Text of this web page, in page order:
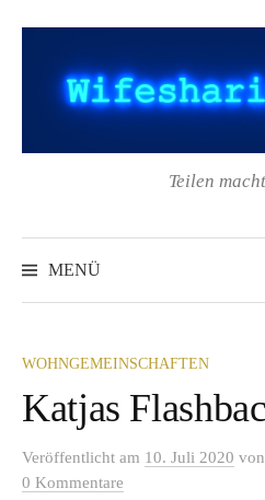
Inhalt
Teilen
MENÜ
WOHNGEMEINSCHAFTEN
Katjas
Veröffentlicht am 10. Juli 2020 von
0 Kommentare